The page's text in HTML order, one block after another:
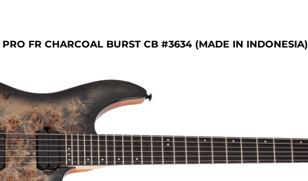
PRO FR CHARCOAL BURST CB #3634 (MADE IN INDONESIA)